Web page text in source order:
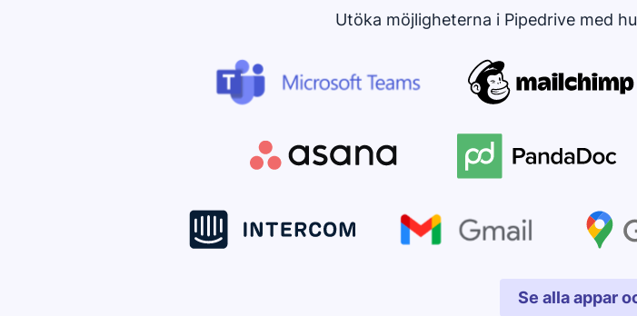
Utöka möjligheterna i Pipedrive med
Se alla appar